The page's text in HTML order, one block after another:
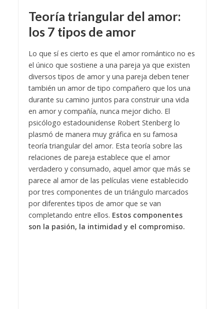
Teoría triangular del amor:
los 7 tipos de amor
Lo que sí es cierto es que el amor romántico no es
el único que sostiene a una pareja ya que existen
diversos tipos de amor y una pareja deben tener
también un amor de tipo compañero que los una
durante su camino juntos para construir una vida
en amor y compañía, nunca mejor dicho. El
psicólogo estadounidense Robert Stenberg lo
plasmó de manera muy gráfica en su famosa
teoría triangular del amor. Esta teoría sobre las
relaciones de pareja establece que el amor
verdadero y consumado, aquel amor que más se
parece al amor de las películas viene establecido
por tres componentes de un triángulo marcados
por diferentes tipos de amor que se van
completando entre ellos. Estos componentes
son la pasión, la intimidad y el compromiso.